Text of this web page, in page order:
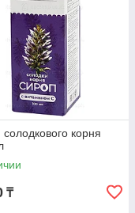
корня
₸